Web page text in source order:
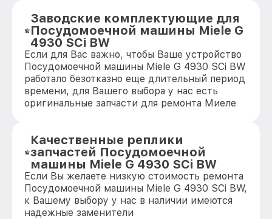
Заводские комплектующие для
Посудомоечной машины Miele G
4930 SCi BW
Если для Вас важно, чтобы Ваше устройство
Посудомоечной машины Miele G 4930 SCi BW
работало безотказно еще длительный период
времени, для Вашего выбора у нас есть
оригинальные запчасти для ремонта Миеле
Качественные реплики
запчастей Посудомоечной
машины Miele G 4930 SCi BW
Если Вы желаете низкую стоимость ремонта
Посудомоечной машины Miele G 4930 SCi BW,
к Вашему выбору у нас в наличии имеются
надежные заменители